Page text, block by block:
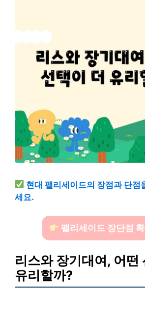
현대 팰리세이드의 장점과 단점
세요.
팰리세이드 장단점 확
리스와 장기대여, 어떤
유리할까?